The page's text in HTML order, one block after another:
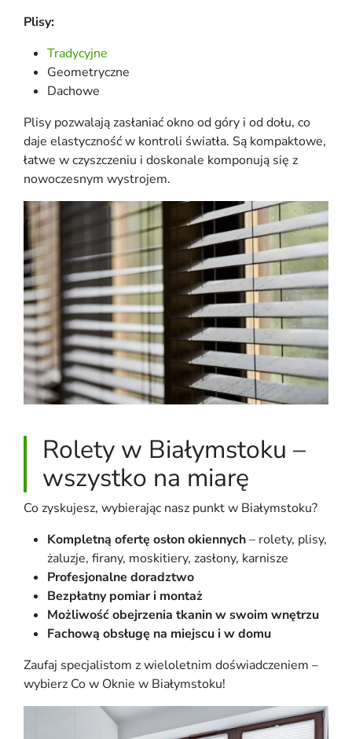
Plisy:
Tradycyjne
Geometryczne
Dachowe
Plisy pozwalają zasłaniać okno od góry i od dołu, co
daje elastyczność w kontroli światła. Są kompaktowe,
łatwe w czyszczeniu i doskonale komponują się z
nowoczesnym wystrojem.
Rolety w Białymstoku –
wszystko na miarę
Co zyskujesz, wybierając nasz punkt w Białymstoku?
Kompletną ofertę osłon okiennych– rolety, plisy,
żaluzje, firany, moskitiery, zasłony, karnisze
Profesjonalne doradztwo
Bezpłatny pomiar i montaż
Możliwość obejrzenia tkanin w swoim wnętrzu
Fachową obsługę na miejscu i w domu
Zaufaj specjalistom z wieloletnim doświadczeniem –
wybierz Co w Oknie w Białymstoku!